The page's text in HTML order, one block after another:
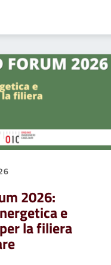
2026:
e
la filiera